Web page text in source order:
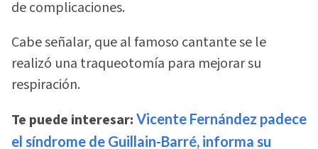
de complicaciones.
Cabe señalar, que al famoso cantante se le
realizó una traqueotomía para mejorar su
respiración.
Te puede interesar: Vicente Fernández padece
el síndrome de Guillain-Barré, informa su